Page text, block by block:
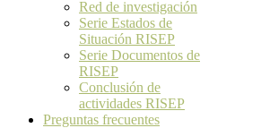
Red de investigación
Serie Estados de
Situación RISEP
Serie Documentos de
RISEP
Conclusión de
actividades RISEP
Preguntas frecuentes